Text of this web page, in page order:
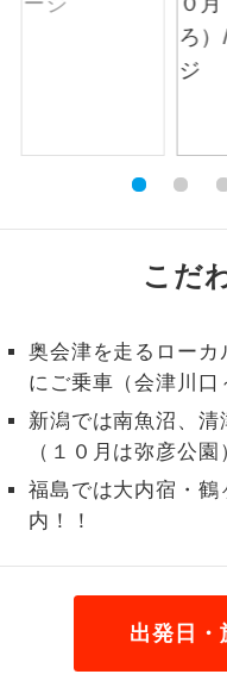
こだ
奥会津を走るローカ
にご乗車（会津川口
新潟では南魚沼、
（１０月は弥彦公園
福島では大内宿・
内！！
出発日・
ご
す。
ご
全食事付き
事
お
だ
トラベルイヤ
ホン
周
を
1名様催行
1
す。
2名様催行
2
加限定
1名様1室同代
1